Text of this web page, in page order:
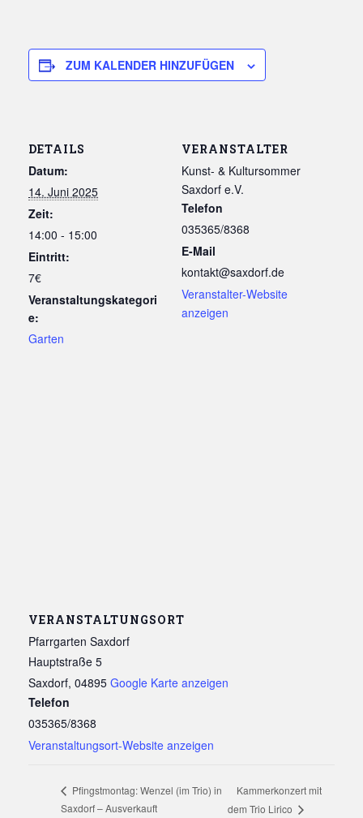
ZUM KALENDER HINZUFÜGEN
DETAILS
Datum:
14. Juni 2025
Zeit:
14:00 - 15:00
Eintritt:
7€
Veranstaltungskategori
e:
Garten
VERANSTALTER
Kunst- & Kultursommer
Saxdorf e.V.
Telefon
035365/8368
E-Mail
kontakt@saxdorf.de
Veranstalter-Website
anzeigen
VERANSTALTUNGSORT
Pfarrgarten Saxdorf
Hauptstraße 5
Saxdorf, 04895 Google Karte anzeigen
Telefon
035365/8368
Veranstaltungsort-Website anzeigen
Pfingstmontag: Wenzel (im Trio) in
Saxdorf – Ausverkauft
Kammerkonzert mit
dem Trio Lirico